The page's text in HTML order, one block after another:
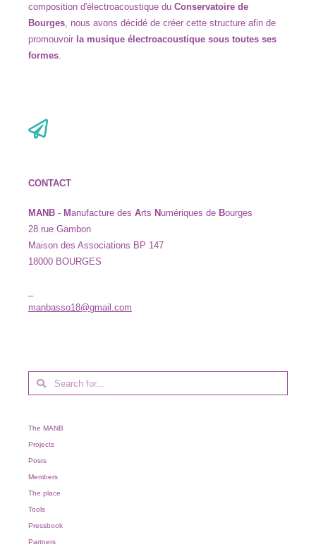
composition d'électroacoustique du Conservatoire de
Bourges nous avons décidé de créer cette structure afin de
promouvoir la musique électroacoustique sous toutes ses
formes
CONTACT
MANB - Manufacture des Arts Numériques de Bourges
28 rue Gambon
Maison des Associations BP 147
18000 BOURGES
manbasso18@gmail.com
The MANB
Projects
Posts
Members
The place
Tools
Pressbook
Partners